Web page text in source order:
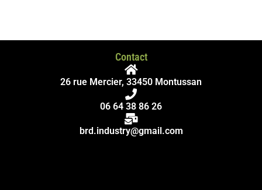
Contact
26 rue Mercier, 33450 Montussan
06 64 38 86 26
brd.industry@gmail.com